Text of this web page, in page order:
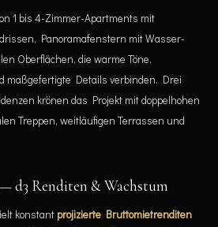
1 bis 4-Zimmer-Apartments mit
Panoramafenstern mit Wasser-
Oberflächen, die warme Töne,
maßgefertigte Details verbinden. Drei
krönen das Projekt mit doppelhohen
Treppen, weitläufigen Terrassen und
d3 Renditen & Wachstum
konstant projizierte Bruttomietrenditen